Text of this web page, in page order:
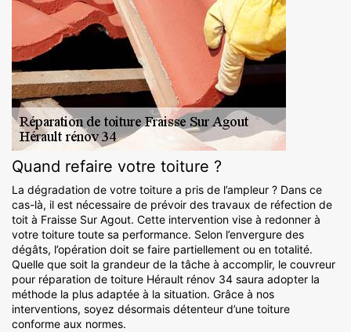
Quand refaire votre toiture ?
La dégradation de votre toiture a pris de l’ampleur ? Dans ce
cas-là, il est nécessaire de prévoir des travaux de réfection de
toit à Fraisse Sur Agout. Cette intervention vise à redonner à
votre toiture toute sa performance. Selon l’envergure des
dégâts, l’opération doit se faire partiellement ou en totalité.
Quelle que soit la grandeur de la tâche à accomplir, le couvreur
pour réparation de toiture Hérault rénov 34 saura adopter la
méthode la plus adaptée à la situation. Grâce à nos
interventions, soyez désormais détenteur d’une toiture
conforme aux normes.